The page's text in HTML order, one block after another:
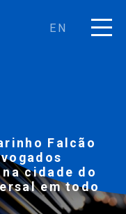
EN
Falcão
cidade do
em todo